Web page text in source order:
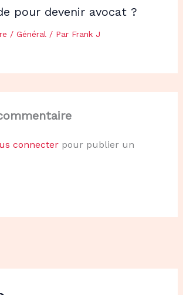
pour devenir avocat ?
/ Général / Par Frank J
connecterpour publier un